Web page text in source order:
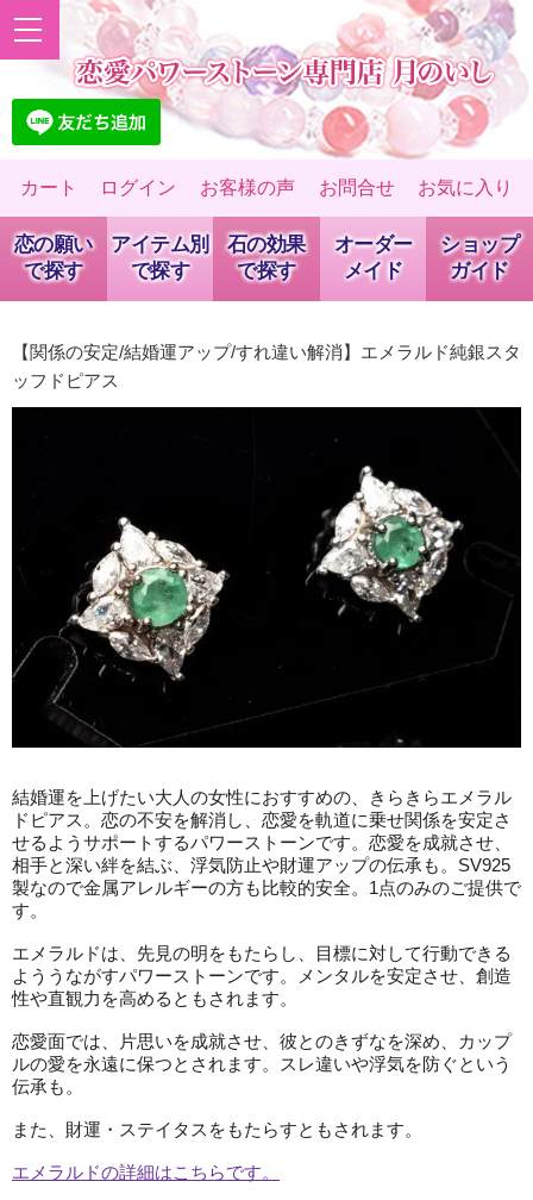
カート ログイン お客様の声 お問合せ お気に入り
恋の願い
で探す
アイテム別
で探す
石の効果
で探す
オーダー
メイド
ショップ
ガイド
【関係の安定/結婚運アップ/すれ違い解消】エメラルド純銀スタ
ッフドピアス
結婚運を上げたい大人の女性におすすめの、きらきらエメラル
ドピアス。恋の不安を解消し、恋愛を軌道に乗せ関係を安定さ
せるようサポートするパワーストーンです。恋愛を成就させ、
相手と深い絆を結ぶ、浮気防止や財運アップの伝承も。SV925
製なので金属アレルギーの方も比較的安全。1点のみのご提供で
す。
エメラルドは、先見の明をもたらし、目標に対して行動できる
よううながすパワーストーンです。メンタルを安定させ、創造
性や直観力を高めるともされます。
恋愛面では、片思いを成就させ、彼とのきずなを深め、カップ
ルの愛を永遠に保つとされます。スレ違いや浮気を防ぐという
伝承も。
また、財運・ステイタスをもたらすともされます。
エメラルドの詳細はこちらです。